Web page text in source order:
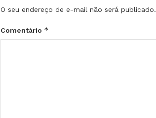
O seu endereço de e-mail não será publicado.
Comentário *